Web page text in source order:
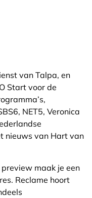
van Talpa, en
Start voor de
NET5, Veronica
nieuws van Hart van
maak je een
Reclame hoort